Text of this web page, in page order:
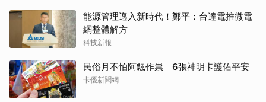
能源管理邁入新時代！鄭平：台達電推微電
網整體解方
科技新報
民俗月不怕阿飄作祟 6張神明卡護佑平安
卡優新聞網